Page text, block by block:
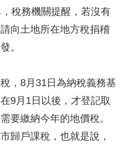
稅務機關提醒，若沒有
向土地所在地方稅捐稽
。
，8月31日為納稅義務基
9月1日以後，才登記取
要繳納今年的地價稅。
歸戶課稅，也就是說，